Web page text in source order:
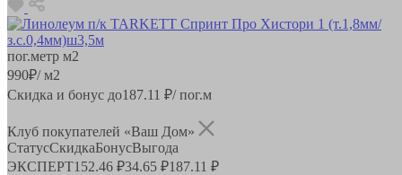
пог.метр м2
990₽/ м2
Скидка и бонус до187.11 ₽/ пог.м
Клуб покупателей «Ваш Дом»
СтатусСкидкаБонусВыгода
ЭКСПЕРТ152.46 ₽34.65 ₽187.11 ₽